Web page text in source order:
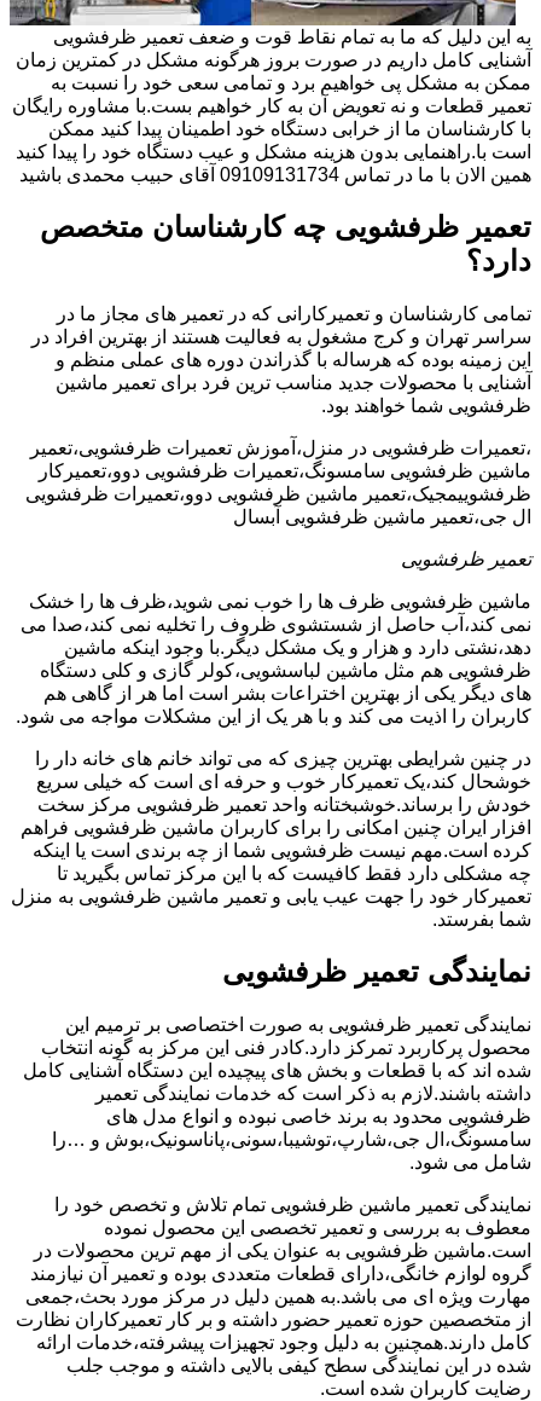
به این دلیل که ما به تمام نقاط قوت و ضعف تعمیر ظرفشویی
آشنایی کامل داریم در صورت بروز هرگونه مشکل در کمترین زمان
ممکن به مشکل پی خواهیم برد و تمامی سعی خود را نسبت به
تعمیر قطعات و نه تعویض آن به کار خواهیم بست.با مشاوره رایگان
با کارشناسان ما از خرابی دستگاه خود اطمینان پیدا کنید ممکن
است با.راهنمایی بدون هزینه مشکل و عیب دستگاه خود را پیدا کنید
همین الان با ما در تماس 09109131734 آقای حبیب محمدی باشید
تعمیر ظرفشویی چه کارشناسان متخصص
دارد؟
تمامی کارشناسان و تعمیرکارانی که در تعمیر های مجاز ما در
سراسر تهران و کرج مشغول به فعالیت هستند از بهترین افراد در
این زمینه بوده که هرساله با گذراندن دوره های عملی منظم و
آشنایی با محصولات جدید مناسب ترین فرد برای تعمیر ماشین
ظرفشویی شما خواهند بود.
،تعمیرات ظرفشویی در منزل،آموزش تعمیرات ظرفشویی،تعمیر
ماشین ظرفشویی سامسونگ،تعمیرات ظرفشویی دوو،تعمیرکار
ظرفشوییمجیک،تعمیر ماشین ظرفشویی دوو،تعمیرات ظرفشویی
ال جی،تعمیر ماشین ظرفشویی آبسال
تعمیر ظرفشویی
ماشین ظرفشویی ظرف ها را خوب نمی شوید،ظرف ها را خشک
نمی کند،آب حاصل از شستشوی ظروف را تخلیه نمی کند،صدا می
دهد،نشتی دارد و هزار و یک مشکل دیگر.با وجود اینکه ماشین
ظرفشویی هم مثل ماشین لباسشویی،کولر گازی و کلی دستگاه
های دیگر یکی از بهترین اختراعات بشر است اما هر از گاهی هم
کاربران را اذیت می کند و با هر یک از این مشکلات مواجه می شود.
در چنین شرایطی بهترین چیزی که می تواند خانم های خانه دار را
خوشحال کند،یک تعمیرکار خوب و حرفه ای است که خیلی سریع
خودش را برساند.خوشبختانه واحد تعمیر ظرفشویی مرکز سخت
افزار ایران چنین امکانی را برای کاربران ماشین ظرفشویی فراهم
کرده است.مهم نیست ظرفشویی شما از چه برندی است یا اینکه
چه مشکلی دارد فقط کافیست که با این مرکز تماس بگیرید تا
تعمیرکار خود را جهت عیب یابی و تعمیر ماشین ظرفشویی به منزل
شما بفرستد.
نمایندگی تعمیر ظرفشویی
نمایندگی تعمیر ظرفشویی به صورت اختصاصی بر ترمیم این
محصول پرکاربرد تمرکز دارد.کادر فنی این مرکز به گونه انتخاب
شده اند که با قطعات و بخش های پیچیده این دستگاه آشنایی کامل
داشته باشند.لازم به ذکر است که خدمات نمایندگی تعمیر
ظرفشویی محدود به برند خاصی نبوده و انواع مدل های
سامسونگ،ال جی،شارپ،توشیبا،سونی،پاناسونیک،بوش و …را
شامل می شود.
نمایندگی تعمیر ماشین ظرفشویی تمام تلاش و تخصص خود را
معطوف به بررسی و تعمیر تخصصی این محصول نموده
است.ماشین ظرفشویی به عنوان یکی از مهم ترین محصولات در
گروه لوازم خانگی،دارای قطعات متعددی بوده و تعمیر آن نیازمند
مهارت ویژه ای می باشد.به همین دلیل در مرکز مورد بحث،جمعی
از متخصصین حوزه تعمیر حضور داشته و بر کار تعمیرکاران نظارت
کامل دارند.همچنین به دلیل وجود تجهیزات پیشرفته،خدمات ارائه
شده در این نمایندگی سطح کیفی بالایی داشته و موجب جلب
رضایت کاربران شده است.